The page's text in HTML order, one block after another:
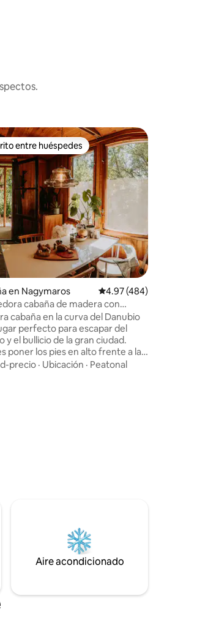
5.0 de 5, 10 reseñas
entre huéspedes
entre huéspedes
en Nagymaros Calificación promedio:
4.97 (484)
cabaña de madera con
y vistas a la curva del Danubio
cabaña en la curva del Danubio
perfecto para escapar del
y el bullicio de la gran ciudad.
poner los pies en alto frente a la
después de una caminata en el
una terraza nueva! N.º de reg.
MA20008352, tipo de alojamiento:
precio · Ubicación · Peatonal
Aire acondicionado